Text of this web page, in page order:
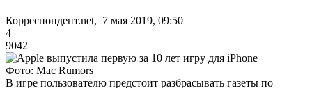
Корреспондент.net, 7 мая 2019, 09:50
4
9042
Фото: Mac Rumors
В игре пользователю предстоит разбрасывать газеты по